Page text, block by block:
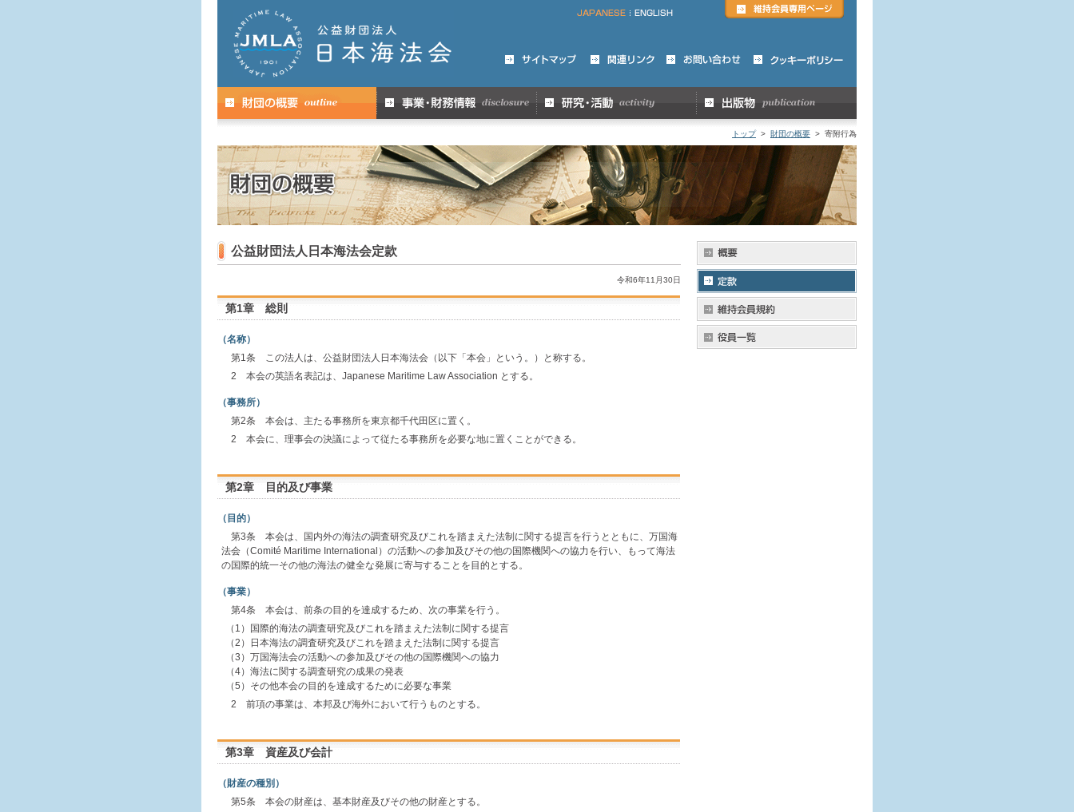
トップ> 財団の概要 > 寄附行為
公益財団法人日本海法会定款
令和6年11月30日
第1章 総則
（名称）
第1条 この法人は、公益財団法人日本海法会（以下「本会」という。）と称する。
2 本会の英語名表記は、Japanese Maritime Law Association とする。
（事務所）
第2条 本会は、主たる事務所を東京都千代田区に置く。
2 本会に、理事会の決議によって従たる事務所を必要な地に置くことができる。
第2章 目的及び事業
（目的）
第3条 本会は、国内外の海法の調査研究及びこれを踏まえた法制に関する提言を行うとともに、万国海
法会（Comité Maritime International）の活動への参加及びその他の国際機関への協力を行い、もって海法
の国際的統一その他の海法の健全な発展に寄与することを目的とする。
（事業）
第4条 本会は、前条の目的を達成するため、次の事業を行う。
（1）国際的海法の調査研究及びこれを踏まえた法制に関する提言
（2）日本海法の調査研究及びこれを踏まえた法制に関する提言
（3）万国海法会の活動への参加及びその他の国際機関への協力
（4）海法に関する調査研究の成果の発表
（5）その他本会の目的を達成するために必要な事業
2 前項の事業は、本邦及び海外において行うものとする。
第3章 資産及び会計
（財産の種別）
第5条 本会の財産は、基本財産及びその他の財産とする。